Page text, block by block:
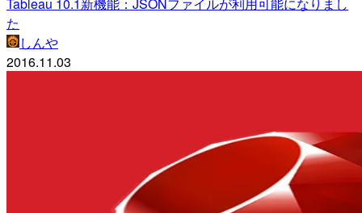
た
しんや
2016.11.03